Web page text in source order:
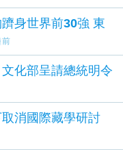
身世界前30強 東
化部呈請總統明令
消國際藏學研討